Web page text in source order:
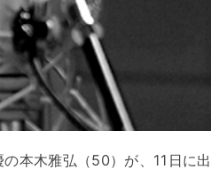
本木雅弘（50）が、11日に